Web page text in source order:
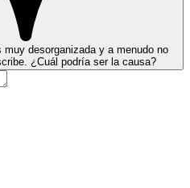
desorganizada y a menudo no
¿Cuál podría ser la causa?